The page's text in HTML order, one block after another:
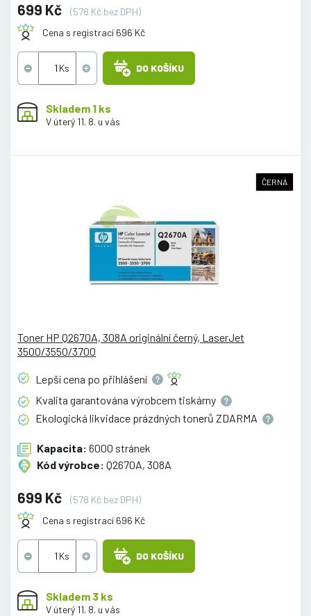
699 Kč
(578 Kč bez DPH)
Cena s registrací 696 Kč
DO KOŠÍKU
Skladem 1 ks
V úterý 11. 8. u vás
ČERNÁ
Toner HP Q2670A, 308A originální černý, LaserJet
3500/3550/3700
Lepší cena po přihlášení
Kvalita garantována výrobcem tiskárny
Ekologická likvidace prázdných tonerů ZDARMA
Kapacita: 6000 stránek
Kód výrobce: Q2670A, 308A
699 Kč
(578 Kč bez DPH)
Cena s registrací 696 Kč
DO KOŠÍKU
Skladem 3 ks
V úterý 11. 8. u vás